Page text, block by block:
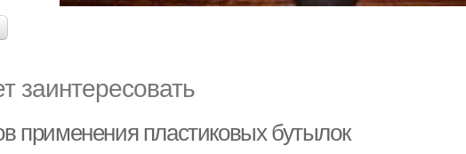
заинтересовать
применения пластиковых бутылок